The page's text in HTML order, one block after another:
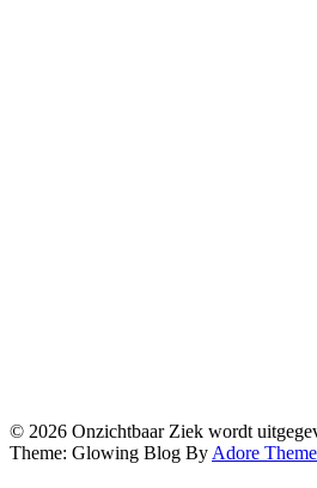
© 2026 Onzichtbaar Ziek wordt
Theme: Glowing Blog By Adore